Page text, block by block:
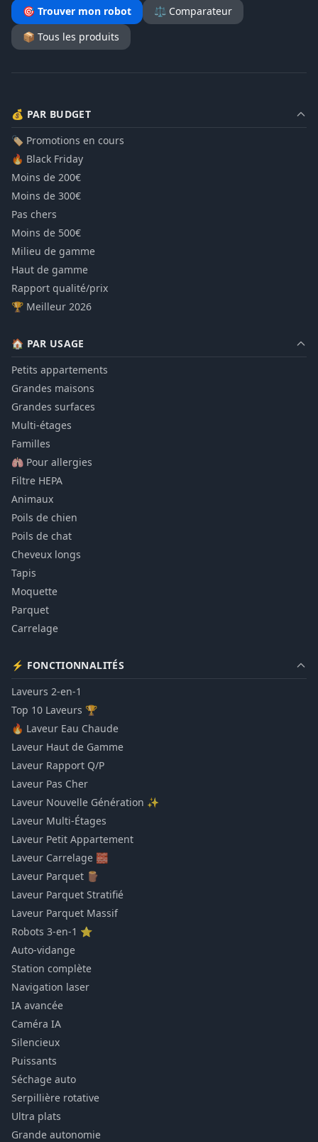
🎯 Trouver mon robot
⚖️ Comparateur
📦 Tous les produits
💰 PAR BUDGET
🏷️ Promotions en cours
🔥 Black Friday
Moins de 200€
Moins de 300€
Pas chers
Moins de 500€
Milieu de gamme
Haut de gamme
Rapport qualité/prix
🏆 Meilleur 2026
🏠 PAR USAGE
Petits appartements
Grandes maisons
Grandes surfaces
Multi-étages
Familles
🫁 Pour allergies
Filtre HEPA
Animaux
Poils de chien
Poils de chat
Cheveux longs
Tapis
Moquette
Parquet
Carrelage
⚡ FONCTIONNALITÉS
Laveurs 2-en-1
Top 10 Laveurs 🏆
🔥 Laveur Eau Chaude
Laveur Haut de Gamme
Laveur Rapport Q/P
Laveur Pas Cher
Laveur Nouvelle Génération ✨
Laveur Multi-Étages
Laveur Petit Appartement
Laveur Carrelage 🧱
Laveur Parquet 🪵
Laveur Parquet Stratifié
Laveur Parquet Massif
Robots 3-en-1 ⭐
Auto-vidange
Station complète
Navigation laser
IA avancée
Caméra IA
Silencieux
Puissants
Séchage auto
Serpillière rotative
Ultra plats
Grande autonomie